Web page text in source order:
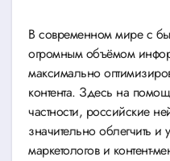
В современном мире с
огромным объёмом
максимально
контента. Здесь на
частности, российские
значительно облегчить и
маркетологов и контент-